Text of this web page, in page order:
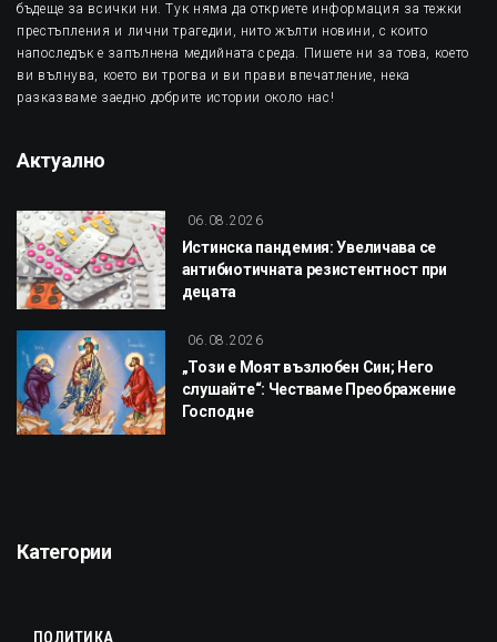
бъдеще за всички ни. Тук няма да откриете информация за тежки
престъпления и лични трагедии, нито жълти новини, с които
напоследък е запълнена медийната среда. Пишете ни за това, което
ви вълнува, което ви трогва и ви прави впечатление, нека
разказваме заедно добрите истории около нас!
Актуално
06.08.2026
Истинска пандемия: Увеличава се
антибиотичната резистентност при
децата
06.08.2026
„Този е Моят възлюбен Син; Него
слушайте“: Честваме Преображение
Господне
Категории
ПОЛИТИКА